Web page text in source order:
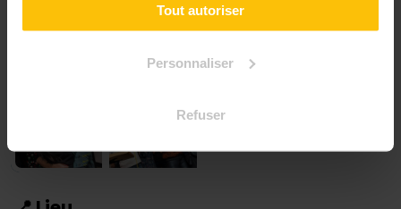
Tout autoriser
Personnaliser
Refuser